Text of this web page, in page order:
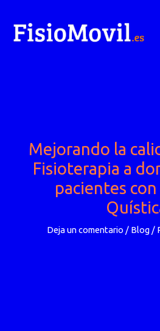
contenido
Mejorando la
Fisioterapia a
pacientes
Deja un comentario / Blog/